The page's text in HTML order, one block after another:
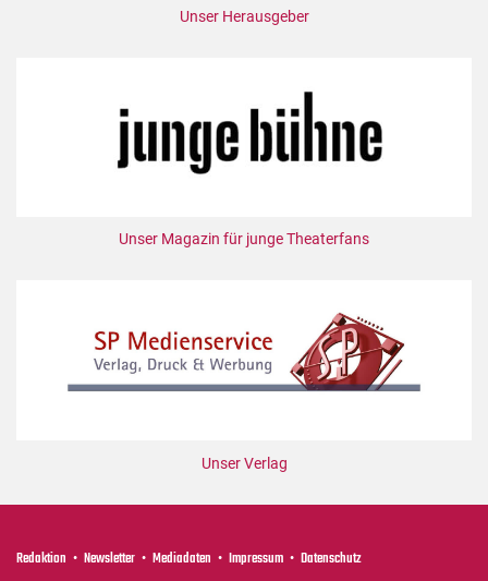
Mediadaten
Unser Herausgeber
Unser Magazin für junge Theaterfans
Unser Verlag
Redaktion Newsletter Mediadaten Impressum Datenschutz